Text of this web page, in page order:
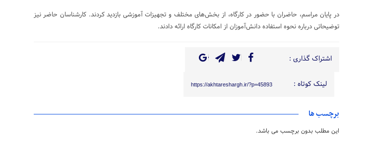
در پایان مراسم، حاضران با حضور در کارگاه، از بخش‌های مختلف و تجهیزات آموزشی بازدید کردند. کارشناسان حاضر نیز
توضیحاتی درباره نحوه استفاده دانش‌آموزان از امکانات کارگاه ارائه دادند.
اشتراک گذاری :
لینک کوتاه : https://akhtareshargh.ir/?p=45893
برچسب ها
این مطلب بدون برچسب می باشد.